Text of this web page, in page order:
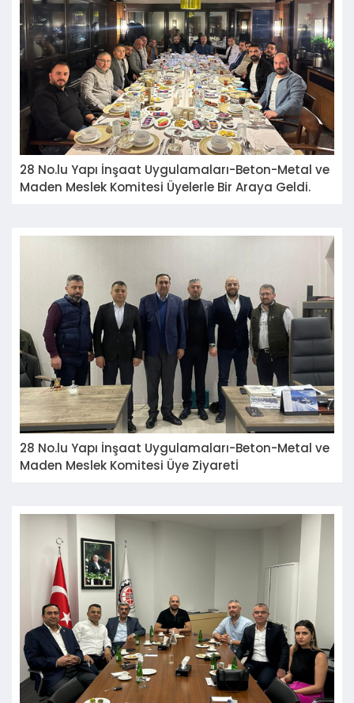
28 No.lu Yapı İnşaat Uygulamaları-Beton-Metal ve
Maden Meslek Komitesi Üyelerle Bir Araya Geldi.
28 No.lu Yapı İnşaat Uygulamaları-Beton-Metal ve
Maden Meslek Komitesi Üye Ziyaretİ